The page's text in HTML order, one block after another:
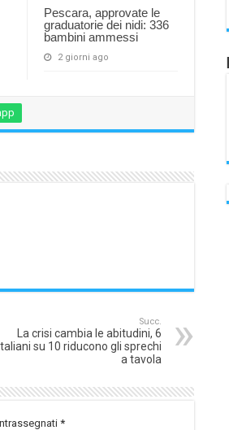
Pescara, approvate le
graduatorie dei nidi: 336
bambini ammessi
2 giorni ago
Succ.
La crisi cambia le abitudini, 6
su 10 riducono gli sprechi
a tavola
*